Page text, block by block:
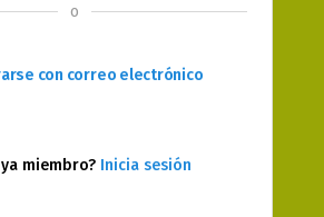
o
con correo electrónico
ya miembro? Inicia sesión